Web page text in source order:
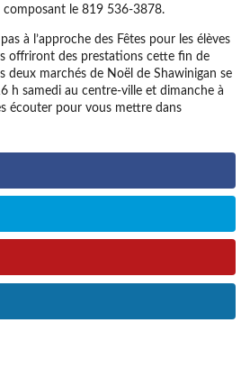
composant le 819 536-3878.
à l’approche des Fêtes pour les élèves
offriront des prestations cette fin de
deux marchés de Noël de Shawinigan se
h samedi au centre-ville et dimanche à
écouter pour vous mettre dans